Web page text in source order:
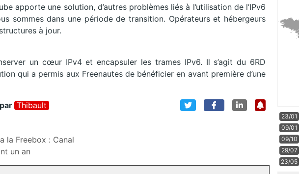
apporte une solution, d’autres problèmes liés à l’utilisation de l’IPv6
sommes dans une période de transition. Opérateurs et hébergeurs
à jour.
un cœur IPv4 et encapsuler les trames IPv6. Il s’agit du 6RD
qui a permis aux Freenautes de bénéficier en avant première d’une
par Thibault
la Freebox : Canal
un an
23/01
09/01
09/10
29/07
23/05